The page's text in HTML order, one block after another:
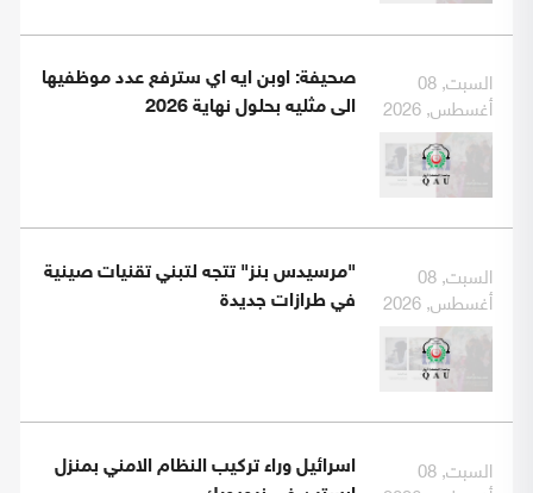
السبت, 08
أغسطس, 2026
صحيفة: اوبن ايه اي سترفع عدد موظفيها
الى مثليه بحلول نهاية 2026
السبت, 08
أغسطس, 2026
"مرسيدس بنز" تتجه لتبني تقنيات صينية
في طرازات جديدة
السبت, 08
اسرائيل وراء تركيب النظام الامني بمنزل